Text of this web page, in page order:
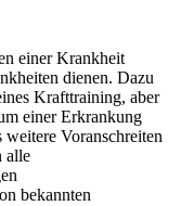
einer Krankheit
dienen. Dazu
Krafttraining, aber
einer Erkrankung
Voranschreiten
alle
bekannten